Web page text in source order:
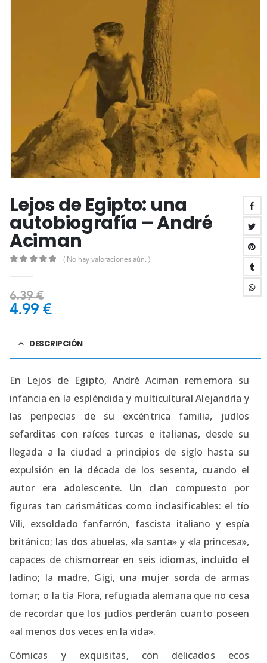
Lejos de Egipto: una
autobiografía – André
Aciman
( No hay valoraciones aún. )
6.39€
4.99 €
DESCRIPCIÓN
En Lejos de Egipto, André Aciman rememora su
infancia en la espléndida y multicultural Alejandría y
las peripecias de su excéntrica familia, judíos
sefarditas con raíces turcas e italianas, desde su
llegada a la ciudad a principios de siglo hasta su
expulsión en la década de los sesenta, cuando el
autor era adolescente. Un clan compuesto por
figuras tan carismáticas como inclasificables: el tío
Vili, exsoldado fanfarrón, fascista italiano y espía
británico; las dos abuelas, «la santa» y «la princesa»,
capaces de chismorrear en seis idiomas, incluido el
ladino; la madre, Gigi, una mujer sorda de armas
tomar; o la tía Flora, refugiada alemana que no cesa
de recordar que los judíos perderán cuanto poseen
«al menos dos veces en la vida».
Cómicas y exquisitas, con delicados ecos